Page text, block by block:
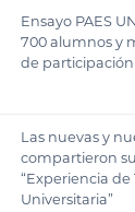
Ensayo PAES
700 alumnos y
de
Las nuevas y
compartieron
“Experiencia de
Universitaria”